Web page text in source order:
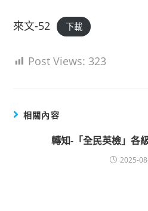
來文-52 下載
Post Views: 323
相關內容
轉知-「全民英檢」各
2025-